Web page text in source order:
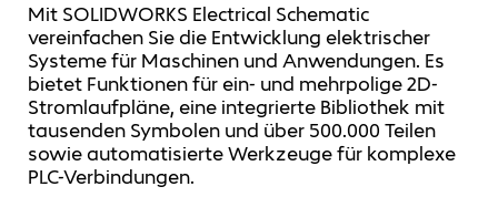
Mit SOLIDWORKS Electrical Schematic
vereinfachen Sie die Entwicklung elektrischer
Systeme für Maschinen und Anwendungen. Es
bietet Funktionen für ein- und mehrpolige 2D-
Stromlaufpläne, eine integrierte Bibliothek mit
tausenden Symbolen und über 500.000 Teilen
sowie automatisierte Werkzeuge für komplexe
PLC-Verbindungen.